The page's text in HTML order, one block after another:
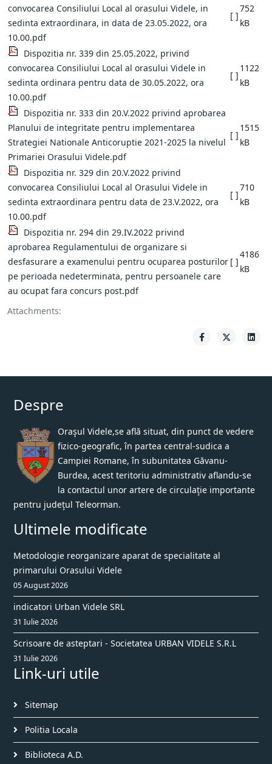
Attachments:
convocarea Consiliului Local al orasului Videle, in
sedinta extraordinara, in data de 23.05.2022, ora
10.00.pdf
[ ]
752
kB
Dispozitia nr. 339 din 25.05.2022, privind
convocarea Consiliului Local al orasului Videle in
sedinta ordinara pentru data de 30.05.2022, ora
10.00.pdf
[ ]
1122
kB
Dispozitia nr. 333 din 20.V.2022 privind aprobarea
Planului de integritate pentru implementarea
Strategiei Nationale Anticoruptie 2021-2025 la nivelul
Primariei Orasului Videle.pdf
[ ]
1515
kB
Dispozitia nr. 329 din 20.V.2022 privind
convocarea Consiliului Local al Orasului Videle in
sedinta extraordinara pentru data de 23.V.2022, ora
10.00.pdf
[ ]
710
kB
Dispozitia nr. 294 din 29.IV.2022 privind
aprobarea Regulamentului de organizare si
desfasurare a examenului pentru ocuparea posturilor
pe perioada nedeterminata, pentru persoanele care
au ocupat fara concurs post.pdf
[ ]
4186
kB
Despre
Oraşul Videle,se află situat, din punct de vedere
fizico-geografic, în partea central-sudica a
Campiei Romane, în subunitatea Găvanu-
Burdea, acest teritoriu administrativ aflandu-se
la contactul unor artere de circulaţie importante
pentru judeţul Teleorman.
Ultimele modificate
Metodologie reorganizare aparat de specialitate al
primarului Orasului Videle
05 August 2026
indicatori Urban Videle SRL
31 Iulie 2026
Scrisoare de asteptari - Societatea URBAN VIDELE S.R.L
31 Iulie 2026
Link-uri utile
Sitemap
Politia Locala
Biblioteca A.D.